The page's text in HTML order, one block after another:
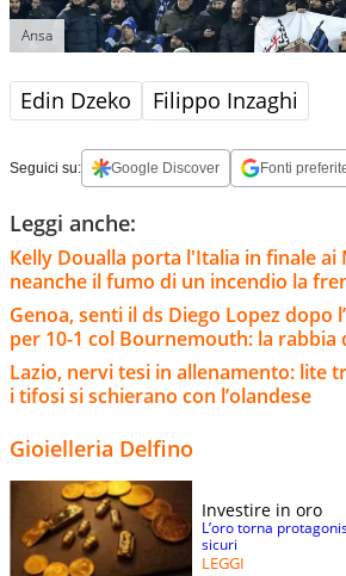
Ansa
Edin Dzeko Filippo Inzaghi
Seguici su: Google Discover Fonti
Leggi anche:
Kelly Doualla porta l'Italia in finale ai
neanche il fumo di un incendio la
Genoa, senti il ds Diego Lopez dopo
per 10-1 col Bournemouth: la rabbia
Lazio, nervi tesi in allenamento: lite
i tifosi si schierano con l’olandese
Gioielleria Delfino
Investire in oro
L’oro torna
sicuri
LEGGI